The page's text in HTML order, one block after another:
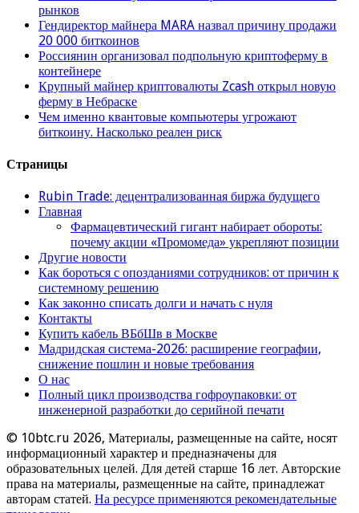
рынков
Гендиректор майнера MARA назвал причину продажи
20 000 биткоинов
Россиянин организовал подпольную криптоферму в
контейнере
Крупный майнер криптовалюты Zcash открыл новую
ферму в Небраске
Чем именно квантовые компьютеры угрожают
биткоину. Насколько реален риск
Страницы
Rubin Trade: децентрализованная биржа будущего
Главная
Фармацевтический гигант набирает обороты:
почему акции «Промомеда» укрепляют позиции
Другие новости
Как бороться с опозданиями сотрудников: от причин к
системному решению
Как законно списать долги и начать с нуля
Контакты
Купить кабель ВБбШв в Москве
Мадридская система-2026: расширение географии,
снижение пошлин и новые требования
О нас
Полный цикл производства гофроупаковки: от
инженерной разработки до серийной печати
© 10btc.ru 2026, Материалы, размещенные на сайте, носят
информационный характер и предназначены для
образовательных целей. Для детей старше 16 лет. Авторские
права на материалы, размещенные на сайте, принадлежат
авторам статей. На ресурсе применяются рекомендательные